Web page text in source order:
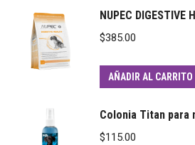
NUPEC DIGESTIVE
$385.00
AÑADIR AL CARRITO
Colonia Titan para
$115.00